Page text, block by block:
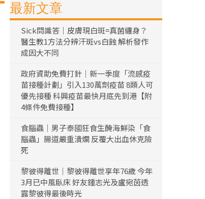
最新文章
Sick問識答｜皮膚現白斑=真菌纏身？
醫生教1方法分辨汗斑vs白蝕 解析發作
成因大不同
政府資助免費打針｜新一季度「流感疫
苗接種計劃」引入130萬劑疫苗 8類人可
優先接種 科興疫苗最快月底先到港【附
4條件免費接種】
食腦蟲｜男子泰國狂食生醃海鮮染「食
腦蟲」腸道嚴重潰爛 反覆大出血休克險
死
黎彼得離世｜黎彼得離世享年76歲 今年
3月已中風臥床 好友鍾志光及盧宛茵透
露黎彼得最後時光